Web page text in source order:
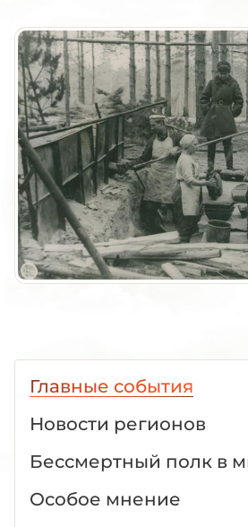
Главные события
Новости регионов
Бессмертный полк в
Особое мнение